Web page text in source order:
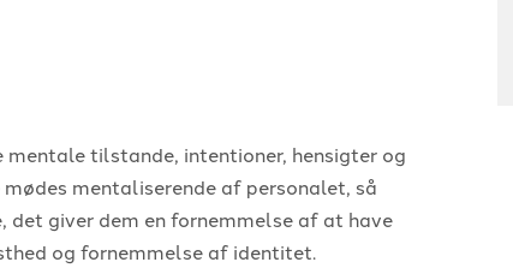
tilstande, intentioner, hensigter og
mentaliserende af personalet, så
giver dem en fornemmelse af at have
og fornemmelse af identitet.